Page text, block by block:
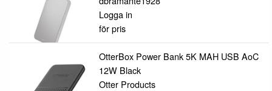
Logga in
för pris
OtterBox Power Bank 5K MAH USB AoC
12W Black
Otter Products